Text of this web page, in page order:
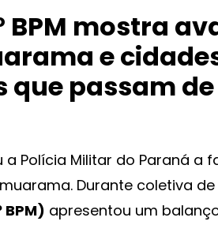
BPM mostra
e
passam de
Polícia Militar do Paraná a
Durante coletiva
apresentou um